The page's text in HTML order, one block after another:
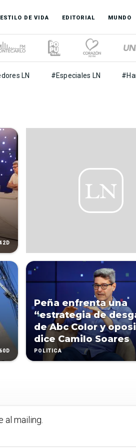
ESTILO DE VIDA EDITORIAL MUNDO
LN #Especiales LN
Peña enfrenta una
“estrategia de
de Abc Color y
dice Camilo Soares
POLÍTICA
al mailing.